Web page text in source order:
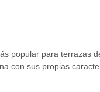
popular para terrazas
con sus propias